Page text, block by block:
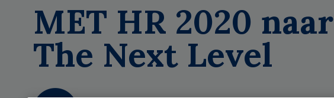
MET HR 2020 naar
The Next Level